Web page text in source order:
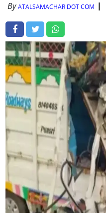
ByATALSAMACHAR DOT COM